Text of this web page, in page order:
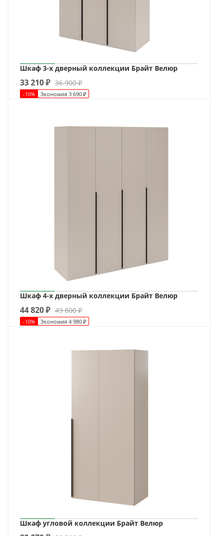
Шкаф 3-х дверный коллекции Брайт Велюр
33 210₽ 36 900₽
-10% Экономия 3 690 ₽
Шкаф 4-х дверный коллекции Брайт Велюр
44 820₽ 49 800₽
-10% Экономия 4 980 ₽
Шкаф угловой коллекции Брайт Велюр